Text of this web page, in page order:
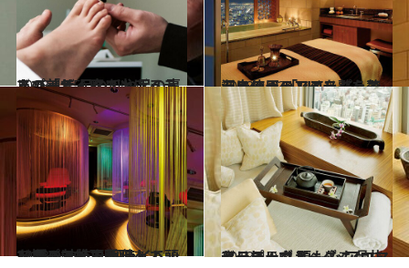
2018.4.15
あの「ザ・ペニンシュラ スパ」で 足の爪や足の裏まで美しく磨き上げる
ビューティ＆ヘルス 2018.4.13
シスレーのアイテムを贅沢に使用 「CHIスパ」で心身のバランスを整える
ビューティ＆ヘルス
2018.4.11
21種の神技を駆使して頭を揉みほぐす ドライヘッドスパで絶頂睡眠へ！
ビューティ＆ヘルス 2018.4.9
アーユルヴェーダ×アロマセラピーで 頭も心も骨抜きリラックス
ビューティ＆ヘルス